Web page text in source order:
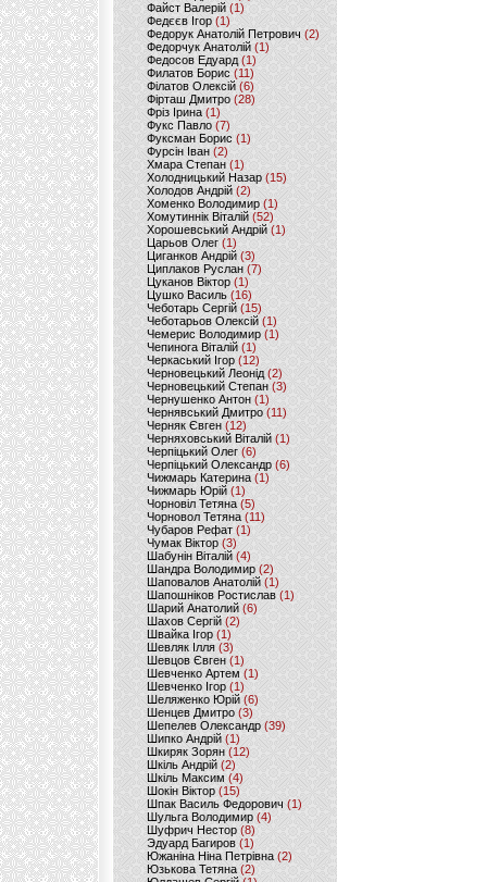
Файст Валерій(1)
Федєєв Ігор (1)
Федорук Анатолій Петрович (2)
Федорчук Анатолій (1)
Федосов Едуард (1)
Филатов Борис (11)
Філатов Олексій (6)
Фірташ Дмитро (28)
Фріз Ірина (1)
Фукс Павло (7)
Фуксман Борис (1)
Фурсін Іван (2)
Хмара Степан(1)
Холодницький Назар(15)
Холодов Андрій (2)
Хоменко Володимир (1)
Хомутиннік Віталій (52)
Хорошевський Андрій (1)
Царьов Олег (1)
Циганков Андрій (3)
Циплаков Руслан(7)
Цуканов Віктор (1)
Цушко Василь (16)
Чеботарь Сергій (15)
Чеботарьов Олексій (1)
Чемерис Володимир (1)
Чепинога Віталій (1)
Черкаський Ігор (12)
Черновецький Леонід(2)
Черновецький Степан (3)
Чернушенко Антон (1)
Чернявський Дмитро(11)
Черняк Євген(12)
Черняховський Віталій (1)
Черпіцький Олег (6)
Черпіцький Олександр (6)
Чижмарь Катерина (1)
Чижмарь Юрій (1)
Чорновіл Тетяна (5)
Чорновол Тетяна (11)
Чубаров Рефат (1)
Чумак Віктор(3)
Шабунін Віталій (4)
Шандра Володимир (2)
Шаповалов Анатолій(1)
Шапошніков Ростислав(1)
Шарий Анатолий(6)
Шахов Сергій(2)
Швайка Ігор (1)
Шевляк Ілля (3)
Шевцов Євген (1)
Шевченко Артем(1)
Шевченко Ігор(1)
Шеляженко Юрій (6)
Шенцев Дмитро (3)
Шепелев Олександр (39)
Шипко Андрій(1)
Шкиряк Зорян(12)
Шкіль Андрій(2)
Шкіль Максим (4)
Шокін Віктор (15)
Шпак Василь Федорович (1)
Шульга Володимир (4)
Шуфрич Нестор(8)
Эдуард Багиров (1)
Южаніна Ніна Петрівна (2)
Юзькова Тетяна(2)